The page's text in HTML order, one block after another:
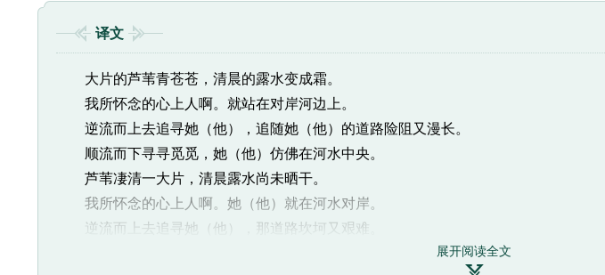
译文
大片的芦苇青苍苍，清晨的露水变成霜。
我所怀念的心上人啊。就站在对岸河边上。
逆流而上去追寻她（他），追随她（他）的道路险阻又漫长。
顺流而下寻寻觅觅，她（他）仿佛在河水中央。
芦苇凄清一大片，清晨露水尚未晒干。
我所怀念的心上人啊。她（他）就在河水对岸。
逆流而上去追寻她（他），那道路坎坷又艰难。
展开阅读全文